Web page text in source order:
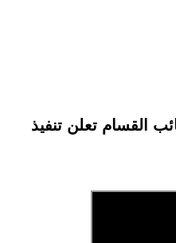
القسام تعلن تنفيذ